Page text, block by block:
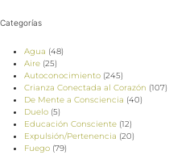
Categorías
Agua (48)
Aire (25)
Autoconocimiento (245)
Crianza Conectada al Corazón (107)
De Mente a Consciencia (40)
Duelo (5)
Educación Consciente (12)
Expulsión/Pertenencia (20)
Fuego (79)